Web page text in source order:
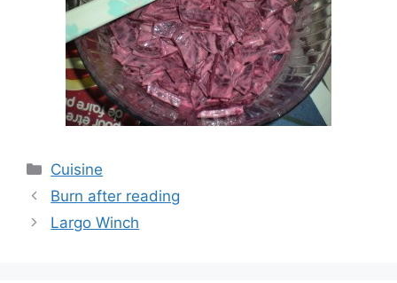
Categories
Cuisine
Burn after reading
Largo Winch